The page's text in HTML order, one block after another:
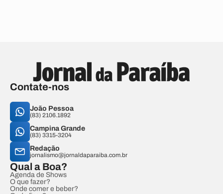
Contate-nos
João Pessoa
(83) 2106.1892
Campina Grande
(83) 3315-3204
Redação
jornalismo@jornaldaparaiba.com.br
Qual a Boa?
Agenda de Shows
O que fazer?
Onde comer e beber?